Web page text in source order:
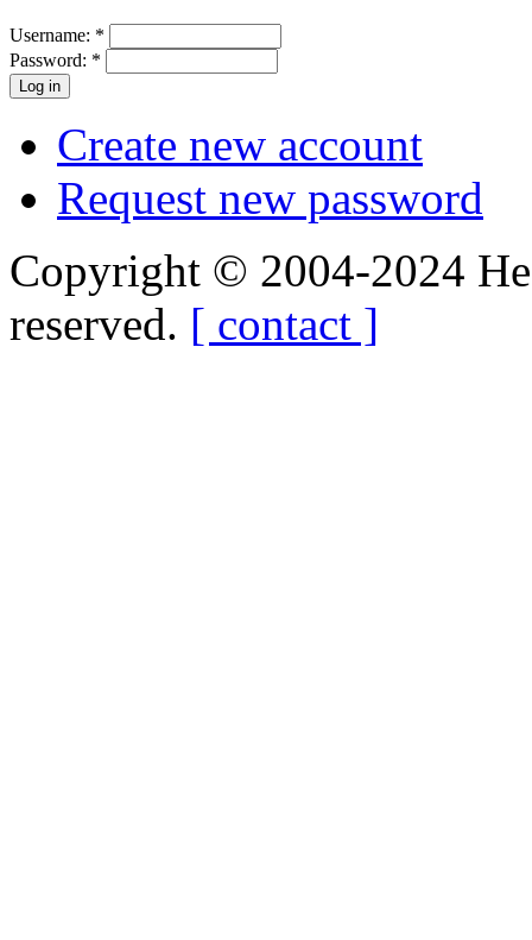
Username: *
Password: *
Create new account
Request new password
Copyright © 2004-2024
reserved. [ contact ]